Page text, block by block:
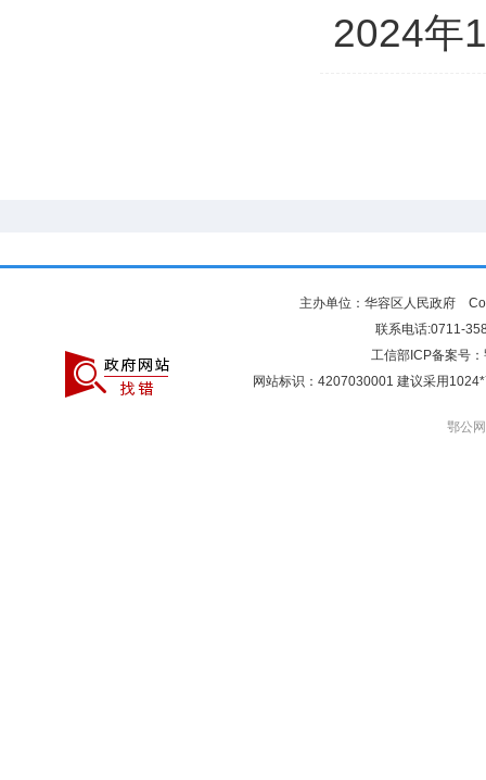
2024年
主办单位：华容区人民政府
联系电话:0711-
工信部ICP备案号：
网站标识：4207030001 建议采用
鄂公